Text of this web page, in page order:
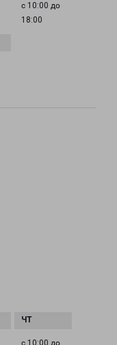
с 10:00 до
18:00
с 10:00 до